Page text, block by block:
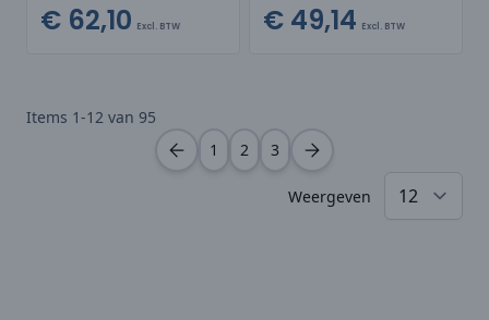
€ 62,10 Excl. BTW € 49,14 Excl. BTW
Items 1-12 van 95
1
2 3
Weergeven